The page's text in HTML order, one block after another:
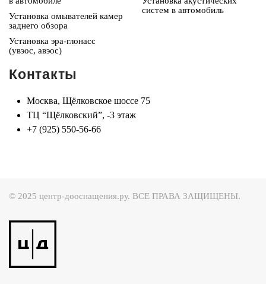
Установка омывателей камер
заднего обзора
Установка эра-глонасс
(увэос, авэос)
систем в автомобиль
Контакты
Москва, Щёлковское шоссе 75
ТЦ “Щёлковский”, -3 этаж
+7 (925) 550-56-66
© 2025 центр-дооснащения.ру. ВСЕ ПРАВА ЗАЩИЩЕНЫ.